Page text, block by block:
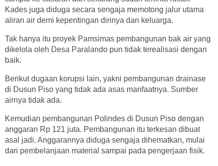
Kades juga diduga secara sengaja memotong jalur utama
aliran air demi kepentingan dirinya dan keluarga.
Tak hanya itu proyek Pamsimas pembangunan bak air yang
dikelola oleh Desa Paralando pun tidak terealisasi dengan
baik.
Berikut dugaan korupsi lain, yakni pembangunan drainase
di Dusun Piso yang tidak ada asas manfaatnya. Sumber
airnya tidak ada.
Kemudian pembangunan Polindes di Dusun Piso dengan
anggaran Rp 121 juta. Pembangunan itu terkesan dibuat
asal jadi. Anggarannya diduga sengaja dihematkan, mulai
dari pembelanjaan material sampai pada pengerjaan fisik.